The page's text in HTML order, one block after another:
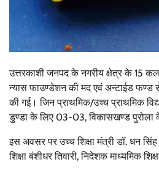
उत्तरकाशी जनपद के नगरीय क्षेत्र के 15
न्यास फाउण्डेशन की मद एवं अन्टाईड
की गई। जिन प्राथमिक/उच्च प्राथमिक
डुण्डा के लिए 03-03, विकासखण्ड पुरोला
इस अवसर पर उच्च शिक्षा मंत्री डॉ. धन सिंह
शिक्षा बंशीधर तिवारी, निदेशक माध्यमिक